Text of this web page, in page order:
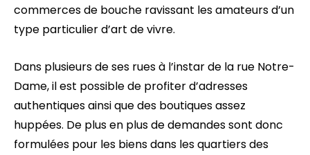
commerces de bouche ravissant les amateurs d’un
type particulier d’art de vivre.
Dans plusieurs de ses rues à l’instar de la rue Notre-
Dame, il est possible de profiter d’adresses
authentiques ainsi que des boutiques assez
huppées. De plus en plus de demandes sont donc
formulées pour les biens dans les quartiers des